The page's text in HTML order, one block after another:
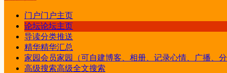
门户门户主页
论坛论坛主页
导读分类推送
精华精华汇总
家园会员家园（可自建博客、相册、记录心情、广播、
高级搜索高级全文搜索